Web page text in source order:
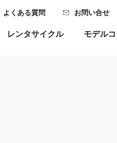
よくある質問 お問い合せ
レンタサイクル モデル